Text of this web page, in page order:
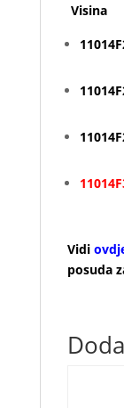
Visina
Vidi
posuda